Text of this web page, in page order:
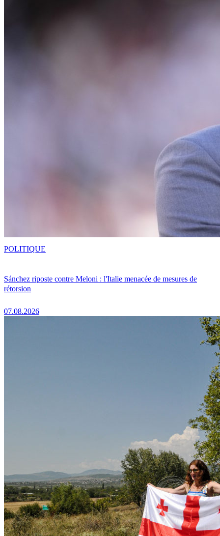
Sánchez riposte contre Meloni : l'Italie menacée de mesures de
rétorsion
07.08.2026
POLITIQUE